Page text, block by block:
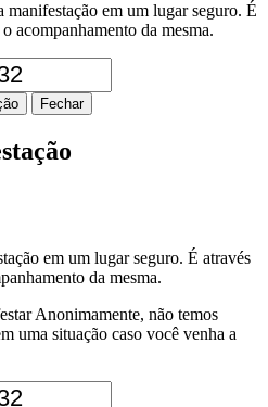
manifestação em um lugar seguro. É
acompanhamento da mesma.
Fechar
em um lugar seguro. É através
da mesma.
Anonimamente, não temos
uma situação caso você venha a